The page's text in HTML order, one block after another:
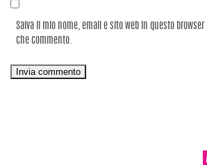
Salva il mio nome, email e sito web in questo browser
che commento.